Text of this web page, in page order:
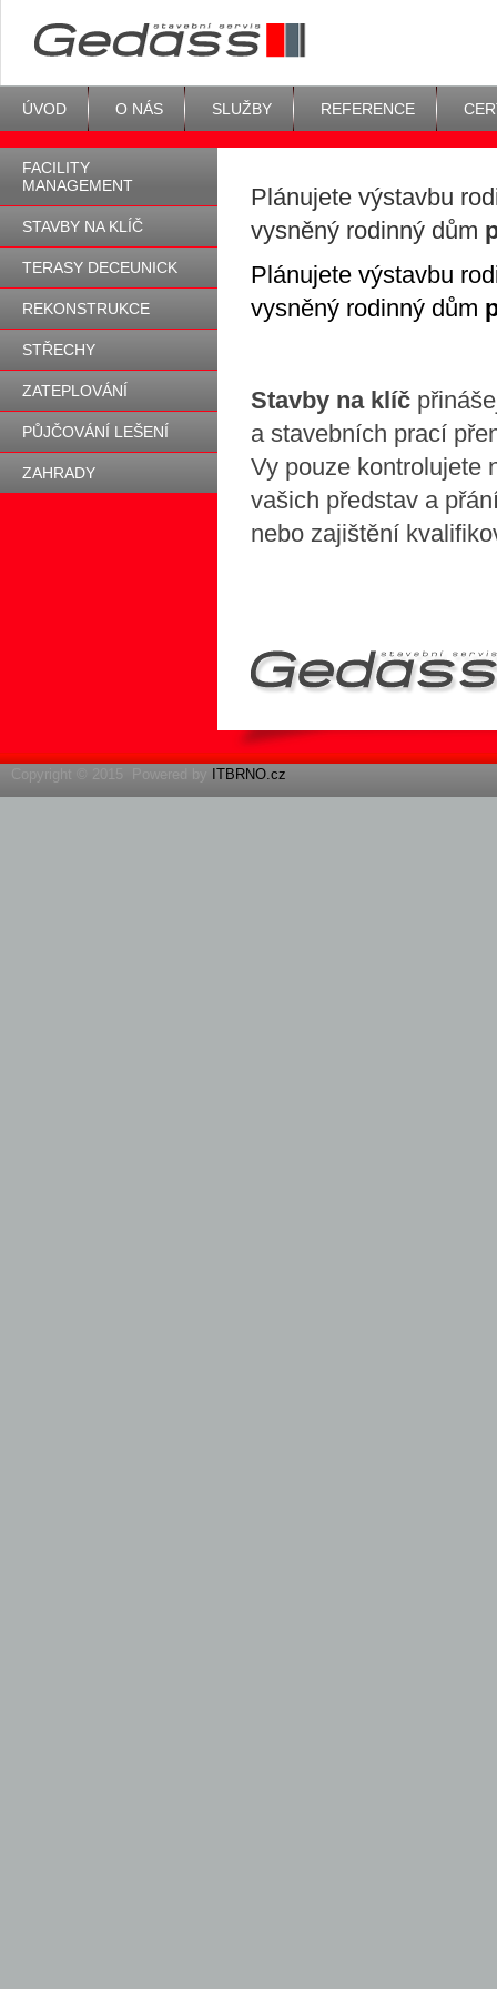
ÚVOD O NÁS SLUŽBY REFERENCE
FACILITY
MANAGEMENT
STAVBY NA KLÍČ
TERASY DECEUNICK
REKONSTRUKCE
STŘECHY
ZATEPLOVÁNÍ
PŮJČOVÁNÍ LEŠENÍ
ZAHRADY
Plánujete výstavbu
vysněný rodinný dům
Plánujete výstavbu
vysněný rodinný dům
Stavby na klíč
a stavebních prací
Vy pouze kontrolujete
vašich představ a
nebo zajištění
Copyright © 2015 Powered by ITBRNO.cz